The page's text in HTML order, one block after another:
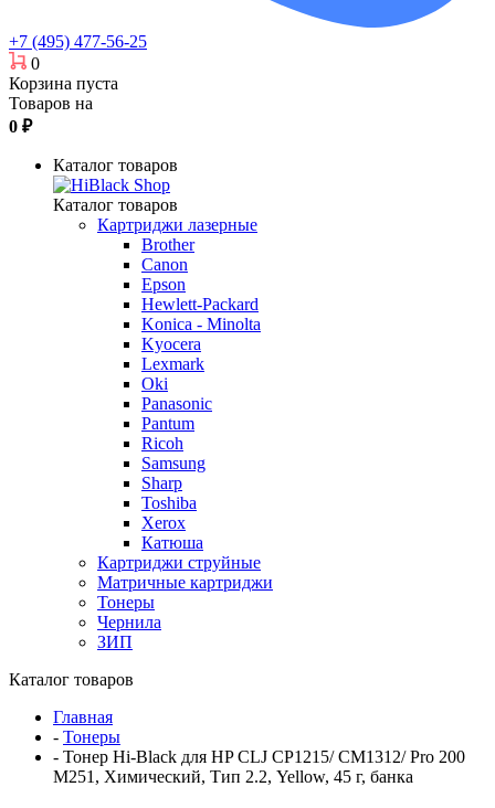
+7 (495) 477-56-25
0
Корзина пуста
Товаров на
0 ₽
Каталог товаров
Каталог товаров
Картриджи лазерные
Brother
Canon
Epson
Hewlett-Packard
Konica - Minolta
Kyocera
Lexmark
Oki
Panasonic
Pantum
Ricoh
Samsung
Sharp
Toshiba
Xerox
Катюша
Картриджи струйные
Матричные картриджи
Тонеры
Чернила
ЗИП
Каталог товаров
Главная
- Тонеры
- Тонер Hi-Black для HP CLJ CP1215/ CM1312/ Pro 200
M251, Химический, Тип 2.2, Yellow, 45 г, банка